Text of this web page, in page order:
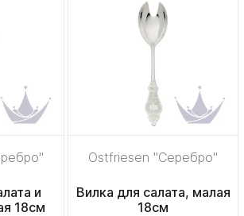
и
18см
Ostfriesen "Серебро"
Вилка для салата, малая
18см